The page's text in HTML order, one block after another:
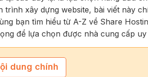
trình xây dựng website, bài viết này
bạn tìm hiểu từ A-Z về Share
để lựa chọn được nhà cung cấp
dung chính